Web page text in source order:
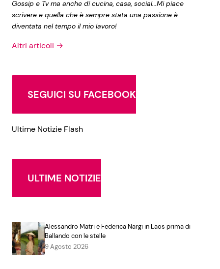
Gossip e Tv ma anche di cucina, casa, social...Mi piace
scrivere e quella che è sempre stata una passione è
diventata nel tempo il mio lavoro!
Altri articoli →
SEGUICI SU FACEBOOK
Ultime Notizie Flash
ULTIME NOTIZIE
Alessandro Matri e Federica Nargi in Laos prima di
Ballando con le stelle
9 Agosto 2026